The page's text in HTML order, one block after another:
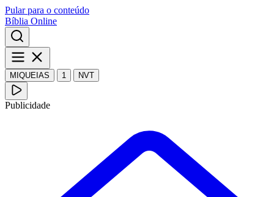
Pular para o conteúdo
Bíblia Online
MIQUEIAS 1 NVT
Publicidade